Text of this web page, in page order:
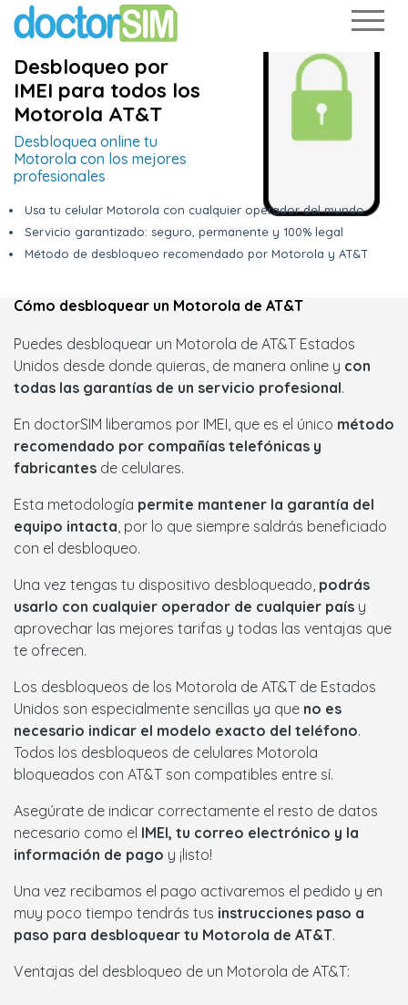
Desbloqueo por
IMEI para todos los
Motorola AT&T
Desbloquea online tu
Motorola con los mejores
profesionales
Usa tu celular Motorola con cualquier operador del mundo
Servicio garantizado: seguro, permanente y 100% legal
Método de desbloqueo recomendado por Motorola y AT&T
Cómo desbloquear un Motorola de AT&T
Puedes desbloquear un Motorola de AT&T Estados
Unidos desde donde quieras, de manera online y con
todas las garantías de un servicio profesional.
En doctorSIM liberamos por IMEI, que es el único método
recomendado por compañías telefónicas y
fabricantes de celulares.
Esta metodología permite mantener la garantía del
equipo intacta, por lo que siempre saldrás beneficiado
con el desbloqueo.
Una vez tengas tu dispositivo desbloqueado, podrás
usarlo con cualquier operador de cualquier país y
aprovechar las mejores tarifas y todas las ventajas que
te ofrecen.
Los desbloqueos de los Motorola de AT&T de Estados
Unidos son especialmente sencillas ya que no es
necesario indicar el modelo exacto del teléfono.
Todos los desbloqueos de celulares Motorola
bloqueados con AT&T son compatibles entre sí.
Asegúrate de indicar correctamente el resto de datos
necesario como el IMEI, tu correo electrónico y la
información de pago y ¡listo!
Una vez recibamos el pago activaremos el pedido y en
muy poco tiempo tendrás tus instrucciones paso a
paso para desbloquear tu Motorola de AT&T.
Ventajas del desbloqueo de un Motorola de AT&T: